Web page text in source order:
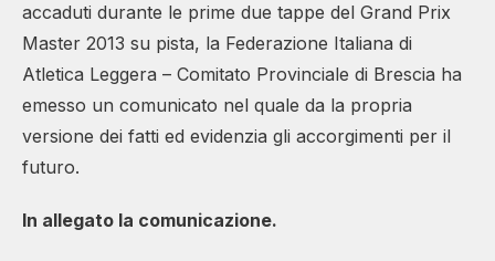
accaduti durante le prime due tappe del Grand Prix
Master 2013 su pista, la Federazione Italiana di
Atletica Leggera – Comitato Provinciale di Brescia ha
emesso un comunicato nel quale da la propria
versione dei fatti ed evidenzia gli accorgimenti per il
futuro.
In allegato la comunicazione.